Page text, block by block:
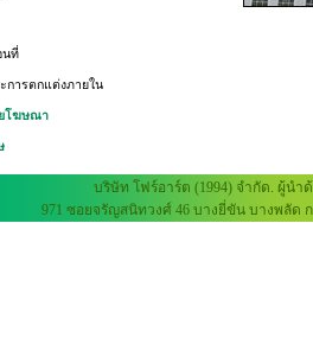
นที่
การตกแต่งภายใน
โฆษณา
บริษัท โฟร์อาร์ต (1994) จำกัด. ผู้
971 ซอยจรัญสนิทวงศ์ 46 บางยี่ขัน บางพลัด กรุ